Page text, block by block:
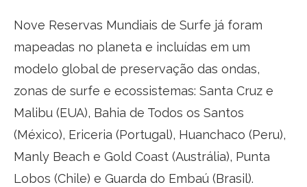
Nove Reservas Mundiais de Surfe já foram
mapeadas no planeta e incluídas em um
modelo global de preservação das ondas,
zonas de surfe e ecossistemas: Santa Cruz e
Malibu (EUA), Bahia de Todos os Santos
(México), Ericeria (Portugal), Huanchaco (Peru),
Manly Beach e Gold Coast (Austrália), Punta
Lobos (Chile) e Guarda do Embaú (Brasil).